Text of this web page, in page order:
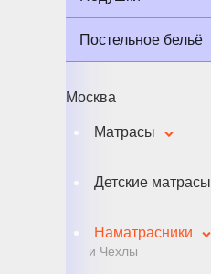
Постельное бельё
Москва
Матрасы
Детские матрасы
Наматрасники
и Чехлы